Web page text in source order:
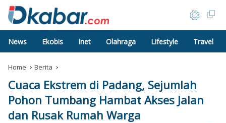
News Ekobis Inet Olahraga Lifestyle Travel
Home Berita
Cuaca Ekstrem di Padang, Sejumlah
Pohon Tumbang Hambat Akses Jalan
dan Rusak Rumah Warga